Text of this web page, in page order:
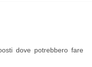
dove potrebbero fare